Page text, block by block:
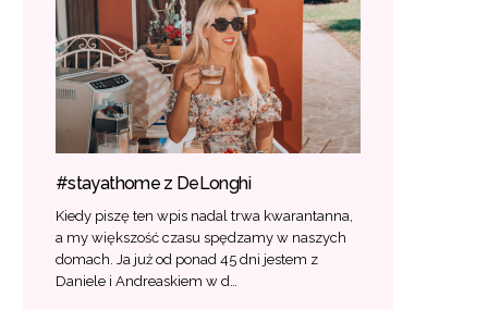
#stayathome z DeLonghi
Kiedy piszę ten wpis nadal trwa kwarantanna,
a my większość czasu spędzamy w naszych
domach. Ja już od ponad 45 dni jestem z
Daniele i Andreaskiem w d…